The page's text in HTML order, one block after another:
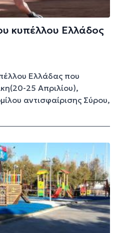
κυπέλλου Ελλάδος
Ελλάδας που
25 Απριλίου),
αντισφαίρισης Σύρου,